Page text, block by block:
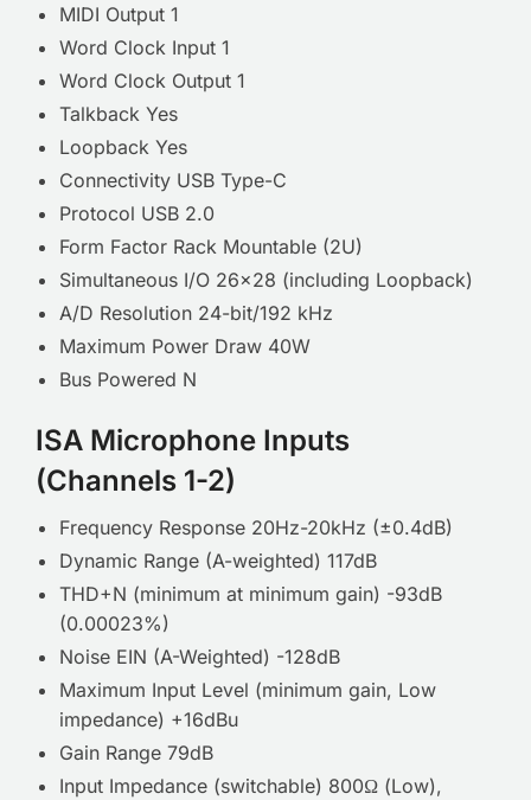
MIDI Output 1
Word Clock Input 1
Word Clock Output 1
Talkback Yes
Loopback Yes
Connectivity USB Type-C
Protocol USB 2.0
Form Factor Rack Mountable (2U)
Simultaneous I/O 26×28 (including Loopback)
A/D Resolution 24-bit/192 kHz
Maximum Power Draw 40W
Bus Powered N
ISA Microphone Inputs
(Channels 1-2)
Frequency Response 20Hz-20kHz (±0.4dB)
Dynamic Range (A-weighted) 117dB
THD+N (minimum at minimum gain) -93dB
(0.00023%)
Noise EIN (A-Weighted) -128dB
Maximum Input Level (minimum gain, Low
impedance) +16dBu
Gain Range 79dB
Input Impedance (switchable) 800Ω (Low),